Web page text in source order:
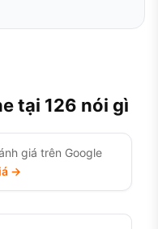
tại 126 nói gì
giá trên Google
→